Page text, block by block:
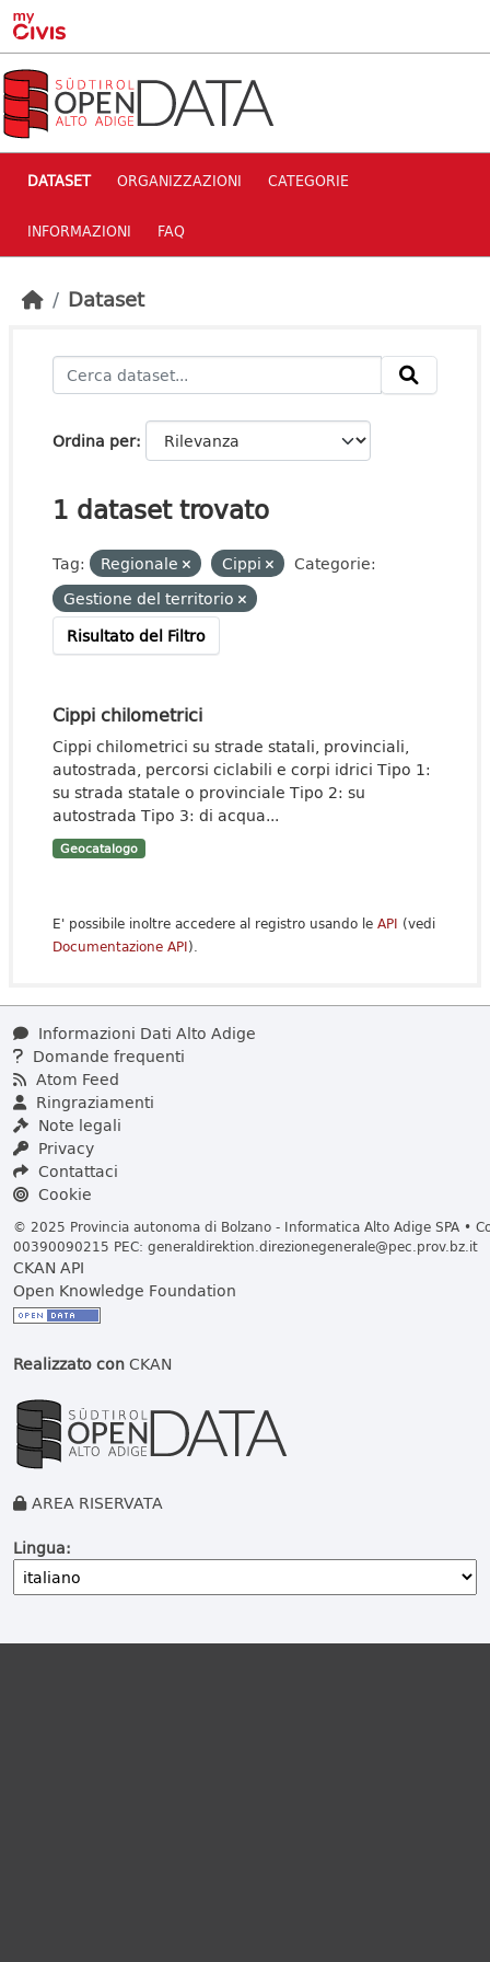
Skip to main content
DATASET ORGANIZZAZIONI CATEGORIE
INFORMAZIONI FAQ
Dataset
Ordina per
1 dataset trovato
Tag: Regionale Cippi
Categorie:
Gestione del territorio
Risultato del Filtro
Cippi chilometrici
Cippi chilometrici su strade statali, provinciali,
autostrada, percorsi ciclabili e corpi idrici Tipo 1:
su strada statale o provinciale Tipo 2: su
autostrada Tipo 3: di acqua...
Geocatalogo
E' possibile inoltre accedere al registro usando le API (vedi
Documentazione API).
Informazioni Dati Alto Adige
Domande frequenti
Atom Feed
Ringraziamenti
Note legali
Privacy
Contattaci
Cookie
© 2025 Provincia autonoma di Bolzano - Informatica Alto Adige SPA •
00390090215 PEC: generaldirektion.direzionegenerale@pec.prov.bz.it
CKAN API
Open Knowledge Foundation
Realizzato conCKAN
AREA RISERVATA
Lingua